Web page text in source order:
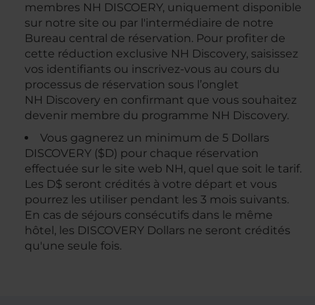
membres NH DISCOERY, uniquement disponible
sur notre site ou par l'intermédiaire de notre
Bureau central de réservation. Pour profiter de
cette réduction exclusive NH Discovery, saisissez
vos identifiants ou inscrivez-vous au cours du
processus de réservation sous l’onglet
NH Discovery en confirmant que vous souhaitez
devenir membre du programme NH Discovery.
Vous gagnerez un minimum de 5 Dollars
DISCOVERY ($D) pour chaque réservation
effectuée sur le site web NH, quel que soit le tarif.
Les D$ seront crédités à votre départ et vous
pourrez les utiliser pendant les 3 mois suivants.
En cas de séjours consécutifs dans le même
hôtel, les DISCOVERY Dollars ne seront crédités
qu'une seule fois.